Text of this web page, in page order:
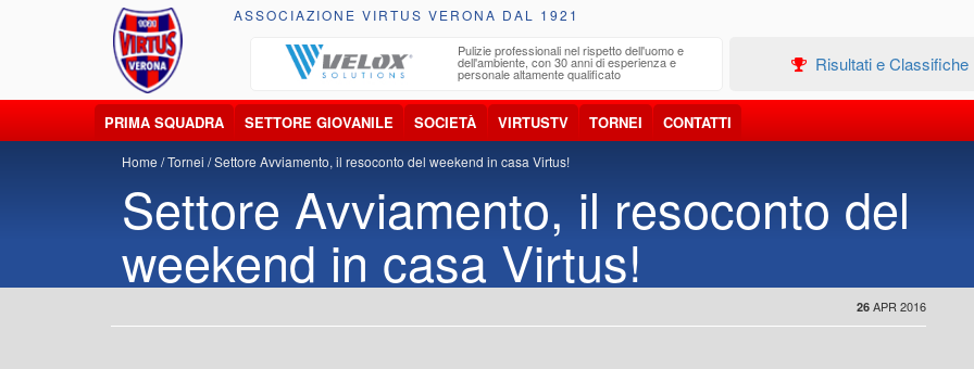
ASSOCIAZIONE VIRTUS VERONA DAL 1921
trasporto, smaltimento e recupero di Pulizie professionali nel rispetto dell'uomo e
dell'ambiente, con 30 anni di esperienza e
personale altamente qualificato Risultati e Classifiche
PRIMA SQUADRA SETTORE GIOVANILE SOCIETÀ VIRTUSTV TORNEI CONTATTI
Home Tornei Settore Avviamento, il resoconto del weekend in casa Virtus!
Settore Avviamento, il resoconto del
weekend in casa Virtus!
26 APR 2016